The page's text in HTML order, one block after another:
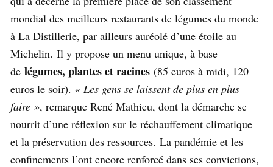
mondial des meilleurs restaurants de légumes du monde
à La Distillerie, par ailleurs auréolé d’une étoile au
Michelin. Il y propose un menu unique, à base
de légumes, plantes et racines (85 euros à midi, 120
euros le soir). « Les gens se laissent de plus en plus
faire », remarque René Mathieu, dont la démarche se
nourrit d’une réflexion sur le réchauffement climatique
et la préservation des ressources. La pandémie et les
confinements l’ont encore renforcé dans ses convictions,